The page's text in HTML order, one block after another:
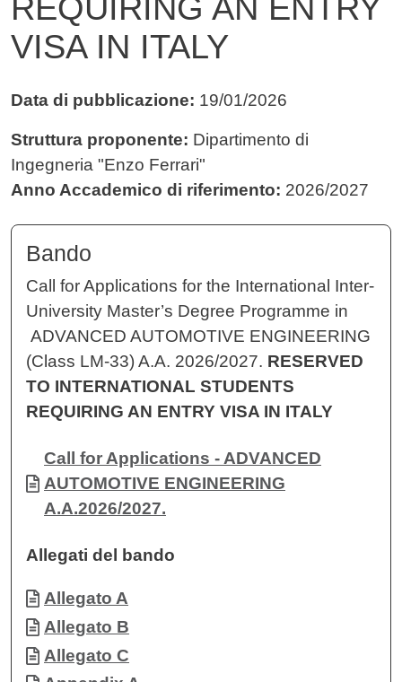
REQUIRING AN ENTRY
VISA IN ITALY
Data di pubblicazione: 19/01/2026
Struttura proponente: Dipartimento di
Ingegneria "Enzo Ferrari"
Anno Accademico di riferimento: 2026/2027
Bando
Call for Applications for the International Inter-
University Master’s Degree Programme in
ADVANCED AUTOMOTIVE ENGINEERING
(Class LM-33) A.A. 2026/2027. RESERVED
TO INTERNATIONAL STUDENTS
REQUIRING AN ENTRY VISA IN ITALY
Documento
Call for Applications - ADVANCED
AUTOMOTIVE ENGINEERING
A.A.2026/2027.
Allegati del bando
Documento
Allegato A
Documento
Allegato B
Documento
Allegato C